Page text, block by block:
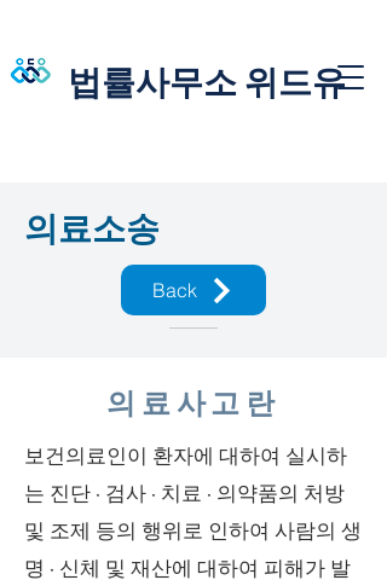
법률사무소 위드유
​의료소송
Back
의료사고란
보건의료인이 환자에 대하여 실시하
는 진단 · 검사 · 치료 · 의약품의 처방
및 조제 등의 행위로 인하여 사람의 생
명 · 신체 및 재산에 대하여 피해가 발